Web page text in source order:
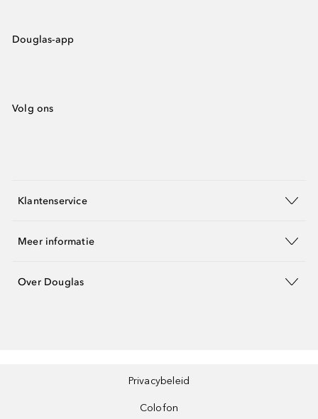
Douglas-app
Volg ons
Klantenservice
Meer informatie
Over Douglas
Privacybeleid
Colofon